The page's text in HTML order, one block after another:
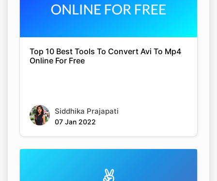
Top 10 Best Tools To Convert Avi To Mp4
Online For Free
Siddhika Prajapati
07 Jan 2022